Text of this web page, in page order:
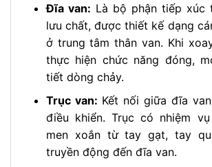
Đĩa van: Là bộ phận tiếp xúc
lưu chất, được thiết kế dạng
ở trung tâm thân van. Khi
thực hiện chức năng đóng,
tiết dòng chảy.
Trục van: Kết nối giữa đĩa
điều khiển. Trục có nhiệm
men xoắn từ tay gạt, tay
truyền động đến đĩa van.